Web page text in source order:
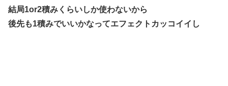
結局1or2積みくらいしか使わないから
後先も1積みでいいかなってエフェクトカッコイイし